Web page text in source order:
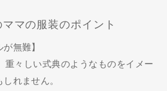
マの服装のポイント
無難】
重々しい式典のようなものをイメー
れません。